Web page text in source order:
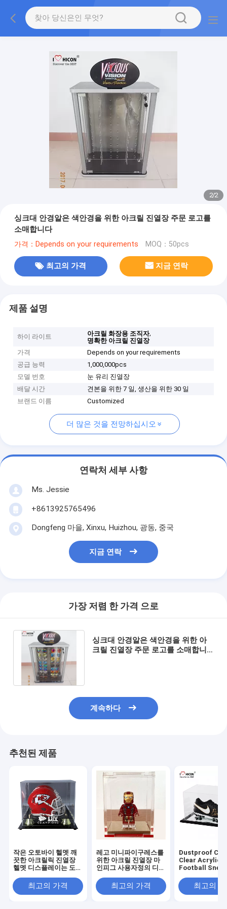
2/2
싱크대 안경알은 색안경을 위한 아크릴 진열장 주문 로고를
소매합니다
가격：Depends on your requirements MOQ：50pcs
최고의 가격 지금 연락
제품 설명
하이 라이트 아크릴 화장용 조직자,
명확한 아크릴 진열장
가격
Depends on your requirements
공급 능력
1,000,000pcs
모델 번호
눈 유리 진열장
배달 시간
견본을 위한 7 일, 생산을 위한 30 일
브랜드 이름
Customized
더 많은 것을 전망하십시오
연락처 세부 사항
Ms. Jessie
+8613925765496
Dongfeng 마을, Xinxu, Huizhou, 광동, 중국
지금 연락
가장 저렴 한 가격 으로
싱크대 안경알은 색안경을 위한 아
크릴 진열장 주문 로고를 소매합니
계속하다
추천된 제품
작은 오토바이 헬멧 깨
끗한 아크릴릭 진열장
헬멧 디스플레이는 도매
최고의 가격
레고 미니파이구레스를
위한 아크릴 진열장 마
인피그 사용자정의 디스
최고의 가격
Dustproof
Clear Acrylic
Football
최고의